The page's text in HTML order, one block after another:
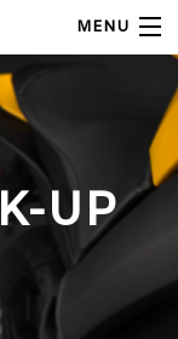
MENU
UP